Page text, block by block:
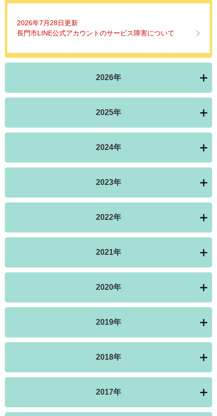
2026年7月28日更新
長門市LINE公式アカウントのサービス障害について
2026年
2025年
2024年
2023年
2022年
2021年
2020年
2019年
2018年
2017年